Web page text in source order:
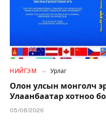
НИЙГЭМ Урлаг
Олон улсын монголч
Улаанбаатар хотноо
05/08/2026